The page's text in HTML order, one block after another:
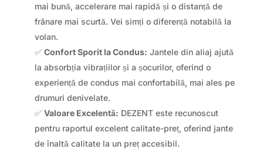
mai bună, accelerare mai rapidă și o distanță de
frânare mai scurtă. Vei simți o diferență notabilă la
volan.
✅ Confort Sporit la Condus: Jantele din aliaj ajută
la absorbția vibrațiilor și a șocurilor, oferind o
experiență de condus mai confortabilă, mai ales pe
drumuri denivelate.
✅ Valoare Excelentă: DEZENT este recunoscut
pentru raportul excelent calitate-preț, oferind jante
de înaltă calitate la un preț accesibil.